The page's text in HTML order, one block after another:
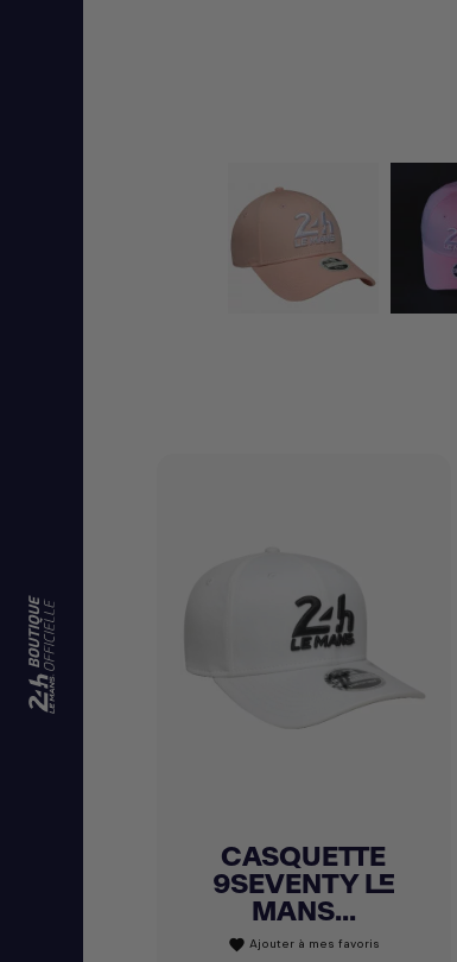
Achat express
CASQUETTE
9SEVENTY LE
MANS...
favorite Ajouter à mes favoris